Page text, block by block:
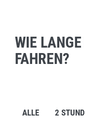
WIE
FAHREN?
ALLE 2